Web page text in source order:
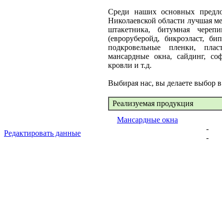
Среди наших основных
Николаевской области лучшая
штакетника, битумная
(евроруберойд, бикроэласт,
подкровельные пленки,
мансардные окна, сайдинг,
кровли и т.д.
Выбирая нас, вы делаете выбор
Реализуемая продукция
Мансардные окна
Редактировать данные
-
-